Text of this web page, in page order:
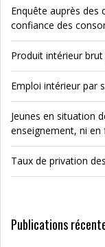
Enquête auprès des
confiance des
Produit intérieur
Emploi intérieur par
Jeunes en situation
enseignement, ni
Taux de privation
Publications